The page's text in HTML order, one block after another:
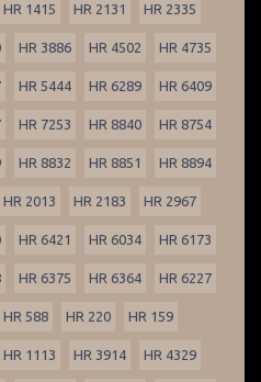
HR 1415 HR 2131 HR 2335
HR 3886 HR 4502 HR 4735
HR 5444 HR 6289 HR 6409
HR 7253 HR 8840 HR 8754
HR 8832 HR 8851 HR 8894
HR 2013 HR 2183 HR 2967
HR 6421 HR 6034 HR 6173
HR 6375 HR 6364 HR 6227
HR 588 HR 220 HR 159
HR 1113 HR 3914 HR 4329